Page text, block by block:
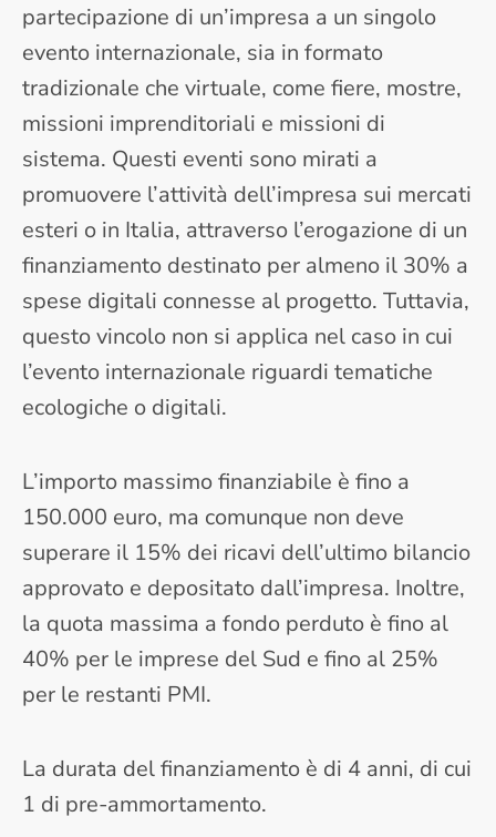
partecipazione di un’impresa a un singolo
evento internazionale, sia in formato
tradizionale che virtuale, come fiere, mostre,
missioni imprenditoriali e missioni di
sistema. Questi eventi sono mirati a
promuovere l’attività dell’impresa sui mercati
esteri o in Italia, attraverso l’erogazione di un
finanziamento destinato per almeno il 30% a
spese digitali connesse al progetto. Tuttavia,
questo vincolo non si applica nel caso in cui
l’evento internazionale riguardi tematiche
ecologiche o digitali.
L’importo massimo finanziabile è fino a
150.000 euro, ma comunque non deve
superare il 15% dei ricavi dell’ultimo bilancio
approvato e depositato dall’impresa. Inoltre,
la quota massima a fondo perduto è fino al
40% per le imprese del Sud e fino al 25%
per le restanti PMI.
La durata del finanziamento è di 4 anni, di cui
1 di pre-ammortamento.